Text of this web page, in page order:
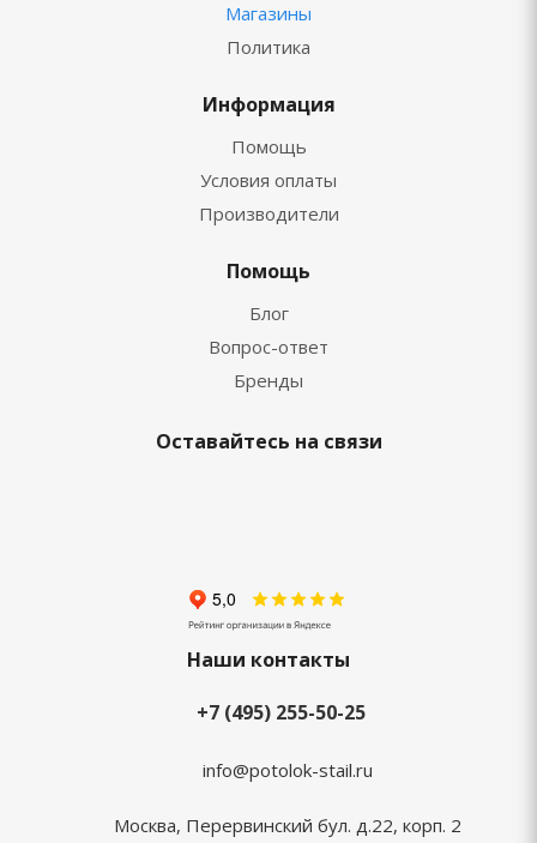
Магазины
Политика
Информация
Помощь
Условия оплаты
Производители
Помощь
Блог
Вопрос-ответ
Бренды
Оставайтесь на связи
Наши контакты
+7 (495) 255-50-25
info@potolok-stail.ru
Москва, Перервинский бул. д.22, корп. 2